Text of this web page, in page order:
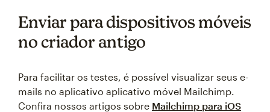
Enviar para dispositivos móveis
no criador antigo
Para facilitar os testes, é possível visualizar seus e-
mails no aplicativo aplicativo móvel Mailchimp.
Confira nossos artigos sobre Mailchimp para iOS